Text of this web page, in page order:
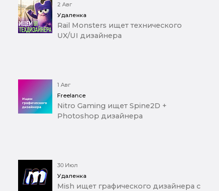
2 Авг
Удаленка
Rail Monsters ищет технического
UX/UI дизайнера
1 Авг
Freelance
Nitro Gaming ищет Spine2D +
Photoshop дизайнера
30 Июл
Удаленка
Mish ищет графического дизайнера с